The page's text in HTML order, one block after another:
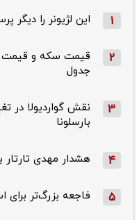
1 این لژیونر را دیگر
2
جدول
3
نقش گواردیولا در
بارسلونا
4 هشدار مهدی
5 فاجعه بزرگ‌تر